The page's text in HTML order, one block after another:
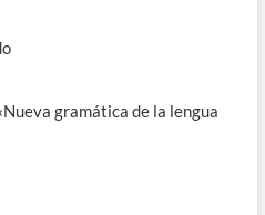
gramática de la lengua